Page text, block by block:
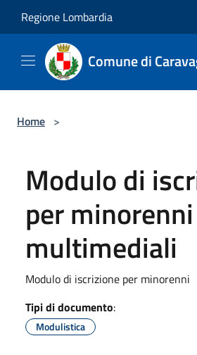
Regione Lombardia
Comune di
Home >
Modulo di
per
multimediali
Modulo di iscrizione per minorenni
Tipi di documento:
Modulistica